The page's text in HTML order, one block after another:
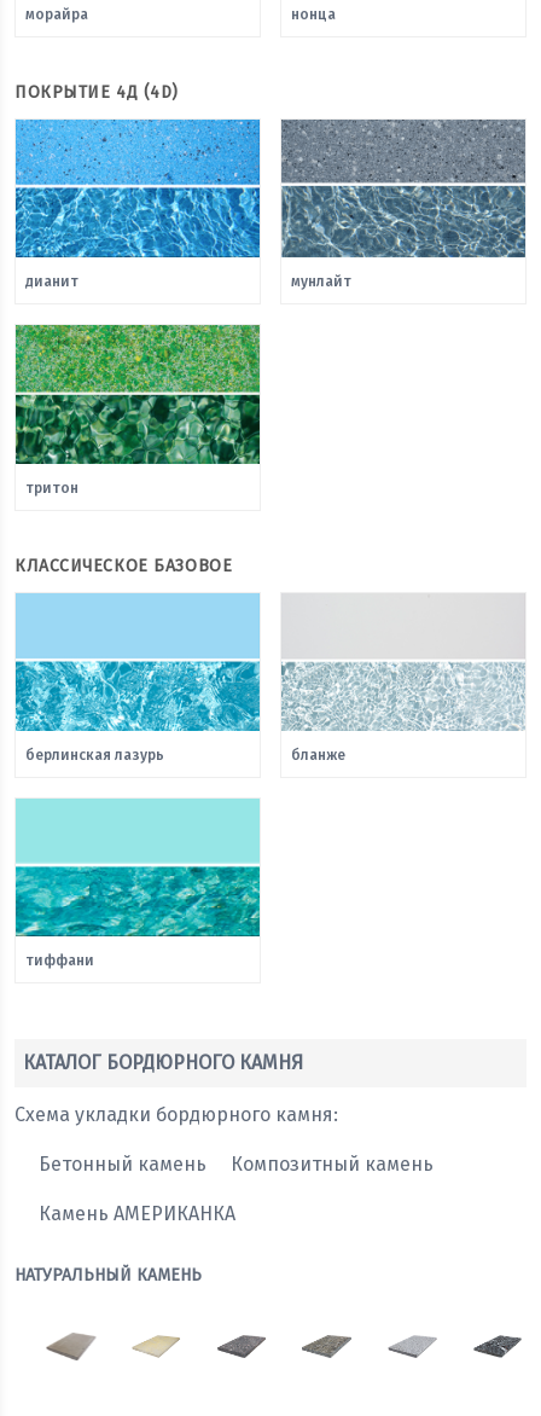
морайра нонца
ПОКРЫТИЕ 4Д (4D)
дианит мунлайт
тритон
КЛАССИЧЕСКОЕ БАЗОВОЕ
берлинская лазурь бланже
тиффани
КАТАЛОГ БОРДЮРНОГО КАМНЯ
Схема укладки бордюрного камня:
Бетонный камень Композитный камень
Камень АМЕРИКАНКА
НАТУРАЛЬНЫЙ КАМЕНЬ